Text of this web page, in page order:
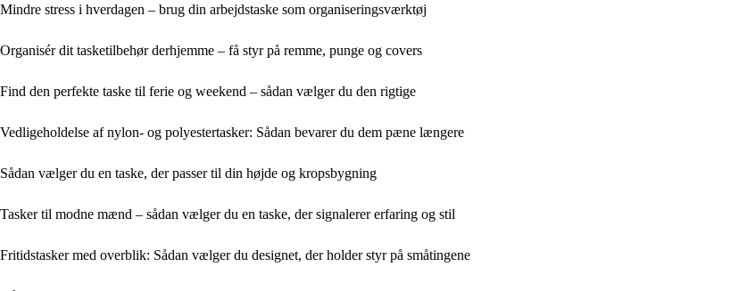
Mindre stress i hverdagen – brug din arbejdstaske som organiseringsværktøj
Organisér dit tasketilbehør derhjemme – få styr på remme, punge og covers
Find den perfekte taske til ferie og weekend – sådan vælger du den rigtige
Vedligeholdelse af nylon- og polyestertasker: Sådan bevarer du dem pæne længere
Sådan vælger du en taske, der passer til din højde og kropsbygning
Tasker til modne mænd – sådan vælger du en taske, der signalerer erfaring og stil
Fritidstasker med overblik: Sådan vælger du designet, der holder styr på småtingene